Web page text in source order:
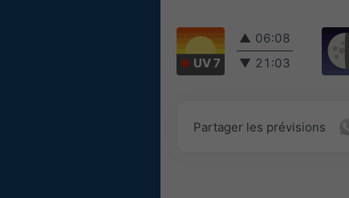
UV 7
▲ 06:08
▼ 21:03
Partager les prévisions